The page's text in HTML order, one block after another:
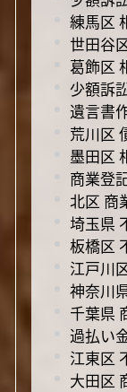
練馬区
世田谷
葛飾区
少額訴
遺言書
荒川区
墨田区
商業登
北区 商
埼玉県
板橋区
江戸川
神奈川
千葉県
過払い
江東区
大田区